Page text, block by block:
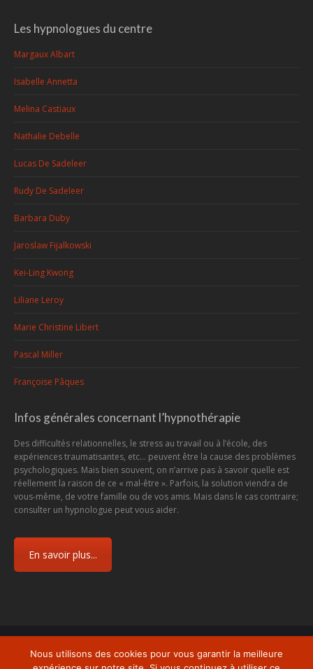
Les hypnologues du centre
Margaux Albart
Isabelle Annetta
Melina Castiaux
Nathalie Debelle
Lucas De Sadeleer
Rudy De Sadeleer
Barbara Duby
Jaroslaw Fijalkowski
Kei-Ling Kwong
Liliane Leroy
Marie Christine Libert
Pascal Miller
Françoise Pâques
Infos générales concernant l’hypnothérapie
Des difficultés relationnelles, le stress au travail ou à l’école, des
expériences traumatisantes, etc... peuvent être la cause des problèmes
psychologiques. Mais bien souvent, on n’arrive pas à savoir quelle est
réellement la raison de ce « mal-être ». Parfois, la solution viendra de
vous-même, de votre famille ou de vos amis. Mais dans le cas contraire;
consulter un hypnologue peut vous aider.
En savoir plus...
Copyright © 2026Centre d'Hypnose et d'Hypnothérapie Charleroi , tous
Nous utilisons des cookies pour vous garantir la meilleure